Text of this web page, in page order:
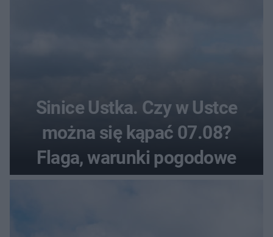
Sinice Ustka. Czy w Ustce
można się kąpać 07.08?
Flaga, warunki pogodowe